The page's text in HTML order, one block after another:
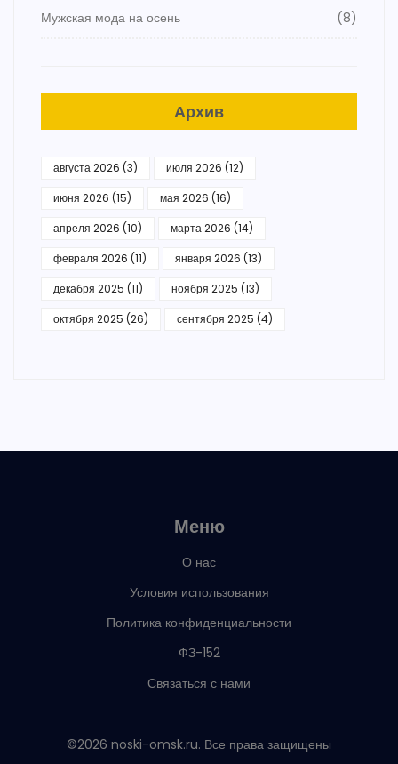
Мужская мода на осень (8)
Архив
августа 2026 (3) июля 2026 (12)
июня 2026 (15) мая 2026 (16)
апреля 2026 (10) марта 2026 (14)
февраля 2026 (11) января 2026 (13)
декабря 2025 (11) ноября 2025 (13)
октября 2025 (26) сентября 2025 (4)
Меню
О нас
Условия использования
Политика конфиденциальности
ФЗ-152
Связаться с нами
©2026 noski-omsk.ru. Все права защищены